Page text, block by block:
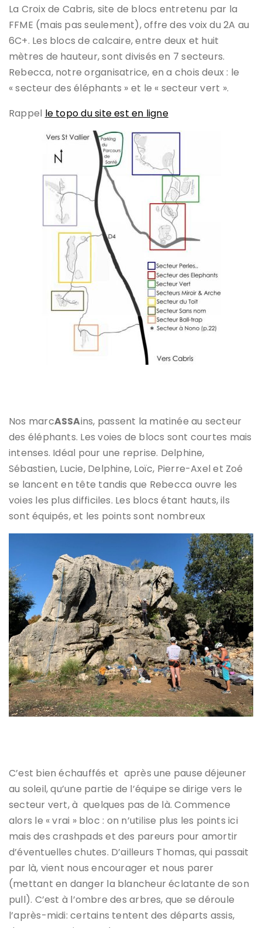
La Croix de Cabris, site de blocs entretenu par la
FFME (mais pas seulement), offre des voix du 2A au
6C+. Les blocs de calcaire, entre deux et huit
mètres de hauteur, sont divisés en 7 secteurs.
Rebecca, notre organisatrice, en a chois deux : le
« secteur des éléphants » et le « secteur vert ».
Rappel le topo du site est en ligne
Nos marcASSAins, passent la matinée au secteur
des éléphants. Les voies de blocs sont courtes mais
intenses. Idéal pour une reprise. Delphine,
Sébastien, Lucie, Delphine, Loïc, Pierre-Axel et Zoé
se lancent en tête tandis que Rebecca ouvre les
voies les plus difficiles. Les blocs étant hauts, ils
sont équipés, et les points sont nombreux
C’est bien échauffés et après une pause déjeuner
au soleil, qu’une partie de l’équipe se dirige vers le
secteur vert, à quelques pas de là. Commence
alors le « vrai » bloc : on n’utilise plus les points ici
mais des crashpads et des pareurs pour amortir
d’éventuelles chutes. D’ailleurs Thomas, qui passait
par là, vient nous encourager et nous parer
(mettant en danger la blancheur éclatante de son
pull). C’est à l’ombre des arbres, que se déroule
l’après-midi: certains tentent des départs assis,